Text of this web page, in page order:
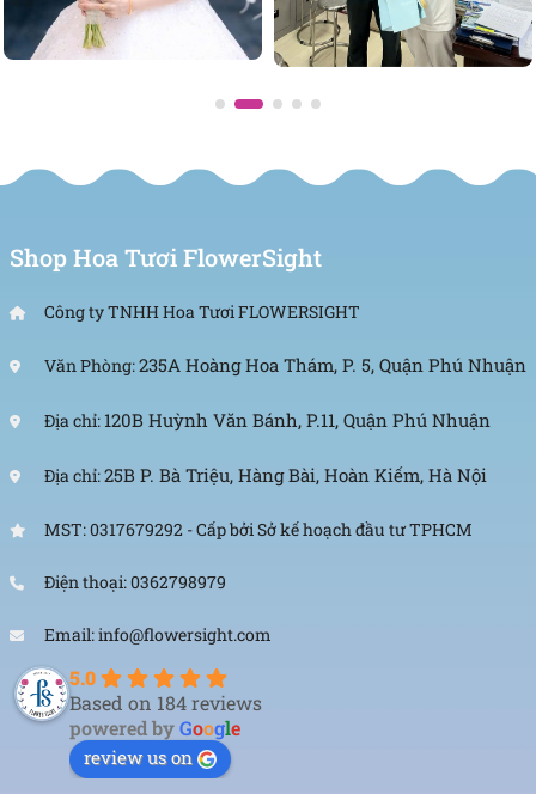
theo yêu cầu của bạn.
tác
3. Hoa tặng chúc mừng các dịp lễ
Hoa tươi cho ngày 8/3, 20/10, hoa mừng tốt nghiệp hay
Giáng sinh đều có tại FlowerSight với mức giá cực kỳ phải
4. Hoa cưới chuyên nghiệp
cô dâu, trang trí rạp cưới, xe hoa. Mang đến không gian
lãng mạn và cổ tích cho ngày trọng đại của bạn.
5. Điện hoa chia buồn (Hoa tang lễ)
Vòng hoa và kệ hoa chia buồn được thiết kế tỉ mỉ, trang
trọng, đảm bảo giao tận nơi đúng giờ để quý khách gửi lời
Shop Hoa Tươi FlowerSight
Công ty TNHH Hoa Tươi FLOWERSIGHT
Văn Phòng:235A Hoàng Hoa Thám, P. 5, Quận Phú Nhuận
Địa chỉ: 120B Huỳnh Văn Bánh, P.11, Quận Phú Nhuận
Địa chỉ:25B P. Bà Triệu, Hàng Bài, Hoàn Kiếm, Hà Nội
MST: 0317679292 - Cấp bởi Sở kế hoạch đầu tư TPHCM
Điện thoại: 0362798979
Email: info@flowersight.com
5.0
Based on 184 reviews
powered byGoogle
review us on